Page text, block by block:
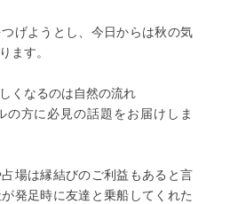
げようとし、今日からは秋の気
ます。
くなるのは自然の流れ
の方に必見の話題をお届けしま
場は縁結びのご利益もあると言
発足時に友達と乗船してくれた